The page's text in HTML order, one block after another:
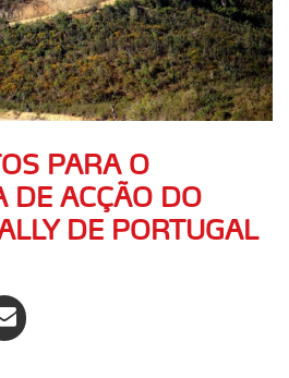
PARA O
DE ACÇÃO DO
DE PORTUGAL